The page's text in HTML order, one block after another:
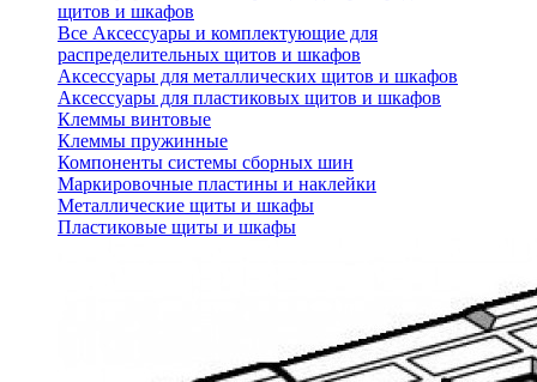
щитов и шкафов
Все Аксессуары и комплектующие для
распределительных щитов и шкафов
Аксессуары для металлических щитов и шкафов
Аксессуары для пластиковых щитов и шкафов
Клеммы винтовые
Клеммы пружинные
Компоненты системы сборных шин
Маркировочные пластины и наклейки
Металлические щиты и шкафы
Пластиковые щиты и шкафы